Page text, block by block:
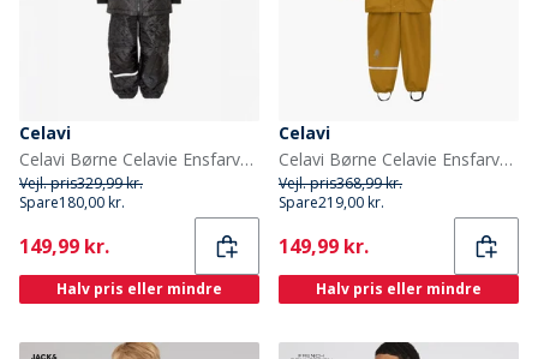
Celavi
Celavi Børne Celavie Ensfarvet Basis Termosæt Sort
Vejl. pris329,99 kr.
Spare180,00 kr.
Current
149,99 kr.
Halv pris eller mindre
Celavi
Celavi Børne Celavie Ensfarvet PU Basis Regntøjs Sæt Buckthorn Brown
Vejl. pris368,99 kr.
Spare219,00 kr.
Current
149,99 kr.
Halv pris eller mindre